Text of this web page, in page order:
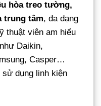
hòa treo tường,
trung tâm, đa dạng
thuật viên am hiểu
Daikin,
Casper…
dụng linh kiện